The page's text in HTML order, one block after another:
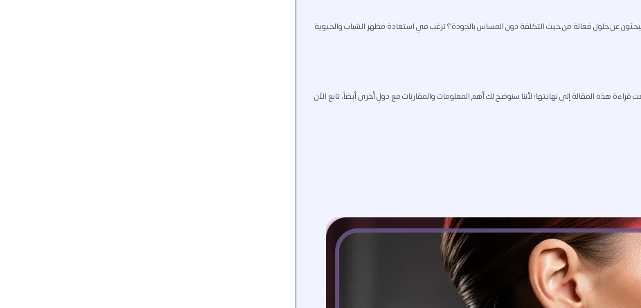
عن حلول فعالة من حيث التكلفة دون المساس بالجودة؟ ترغب في استعادة مظهر الشباب والحيوية
قراءة هذه المقالة إلى نهايتها؛ لأننا سنوضح لك أهم المعلومات والمقارنات مع دولٍ أخرى أيضاً، تابع الآن